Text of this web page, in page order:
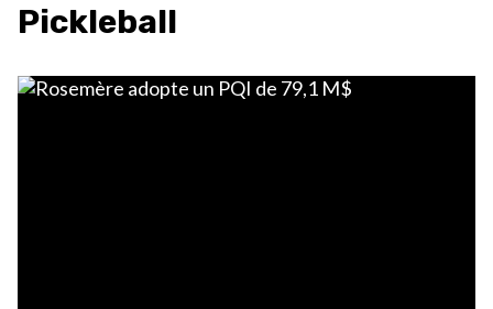
Pickleball